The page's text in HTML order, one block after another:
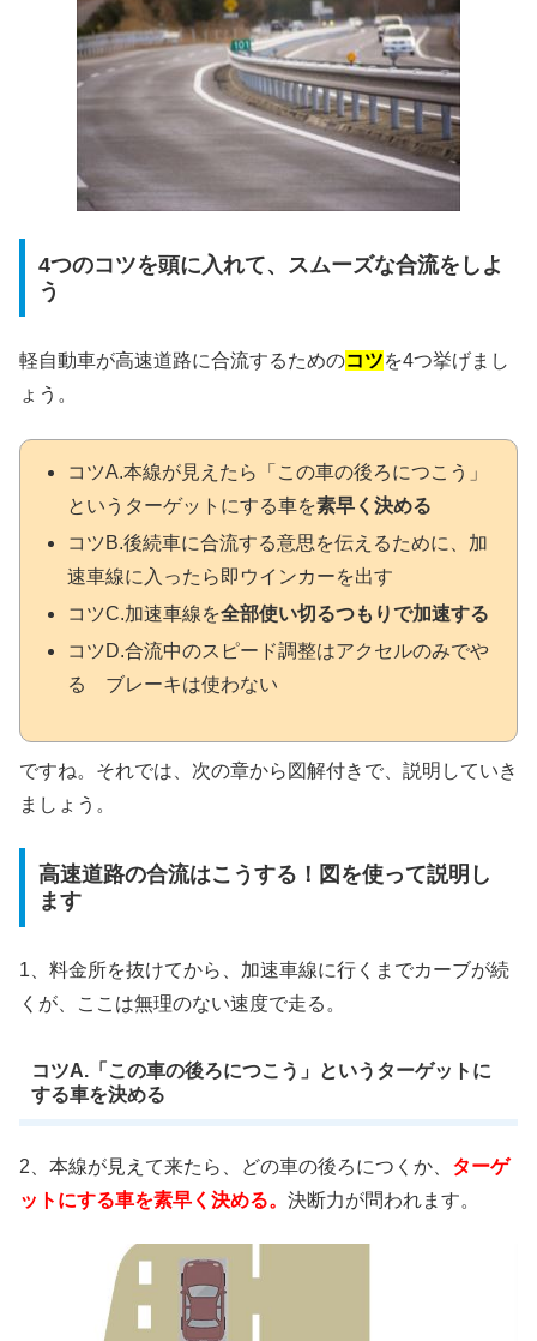
4つのコツを頭に入れて、スムーズな合流をしよ
う
軽自動車が高速道路に合流するためのコツを4つ挙げまし
ょう。
コツA.本線が見えたら「この車の後ろにつこう」
というターゲットにする車を素早く決める
コツB.後続車に合流する意思を伝えるために、加
速車線に入ったら即ウインカーを出す
コツC.加速車線を全部使い切るつもりで加速する
コツD.合流中のスピード調整はアクセルのみでや
る ブレーキは使わない
ですね。それでは、次の章から図解付きで、説明していき
ましょう。
高速道路の合流はこうする！図を使って説明し
ます
1、料金所を抜けてから、加速車線に行くまでカーブが続
くが、ここは無理のない速度で走る。
コツA.「この車の後ろにつこう」というターゲットに
する車を決める
2、本線が見えて来たら、どの車の後ろにつくか、 ターゲ
ットにする車を素早く決める。 決断力が問われます。